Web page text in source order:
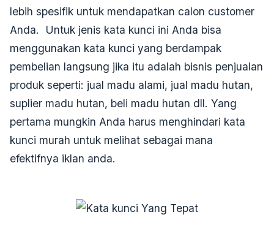
lebih spesifik untuk mendapatkan calon customer
Anda. Untuk jenis kata kunci ini Anda bisa
menggunakan kata kunci yang berdampak
pembelian langsung jika itu adalah bisnis penjualan
produk seperti: jual madu alami, jual madu hutan,
suplier madu hutan, beli madu hutan dll. Yang
pertama mungkin Anda harus menghindari kata
kunci murah untuk melihat sebagai mana
efektifnya iklan anda.